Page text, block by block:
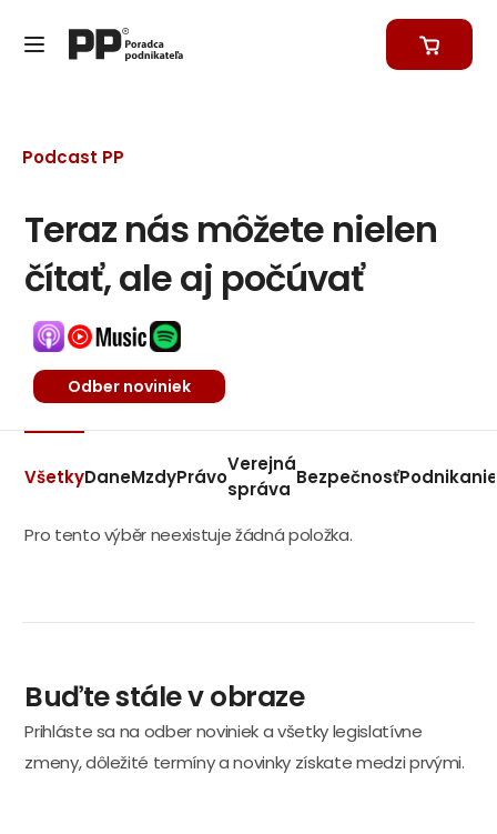
Podcast PP
Teraz nás môžete nielen
čítať, ale aj počúvať
Odber noviniek
VšetkyDaneMzdyPrávo
Verejná
správa
Bezpečnosť
Pro tento výběr neexistuje žádná položka.
Buďte stále v obraze
Prihláste sa na odber noviniek a všetky legislatívne
zmeny, dôležité termíny a novinky získate medzi prvými.